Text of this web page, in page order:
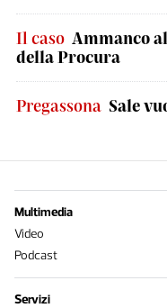
Il caso Ammanco
della Procura
Pregassona Sale
Multimedia
Video
Podcast
Servizi